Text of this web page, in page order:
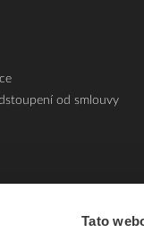
Tato
od smlouvy